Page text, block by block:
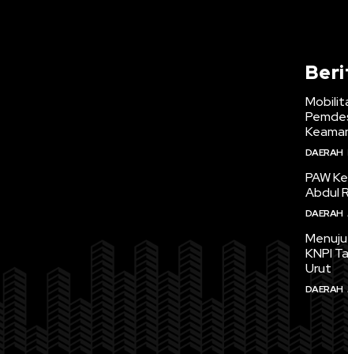
DAERAH
PAW
Abdul
DAERAH
KNPI
Urut
DAERAH